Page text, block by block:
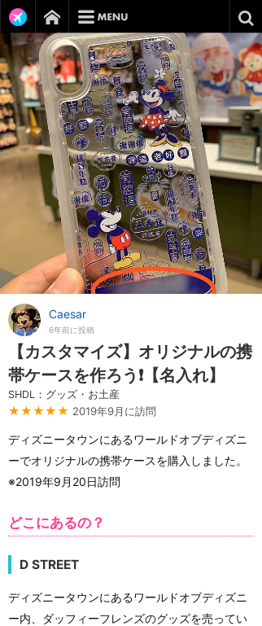
Caesar
6年前に投稿
【カスタマイズ】オリジナルの携
帯ケースを作ろう❗️【名入れ】
SHDL：グッズ・お土産
★★★★★ 2019年9月に訪問
ディズニータウンにあるワールドオブディズニ
ーでオリジナルの携帯ケースを購入しました。
※2019年9月20日訪問
どこにあるの？
D STREET
ディズニータウンにあるワールドオブディズニ
ー内、ダッフィーフレンズのグッズを売ってい